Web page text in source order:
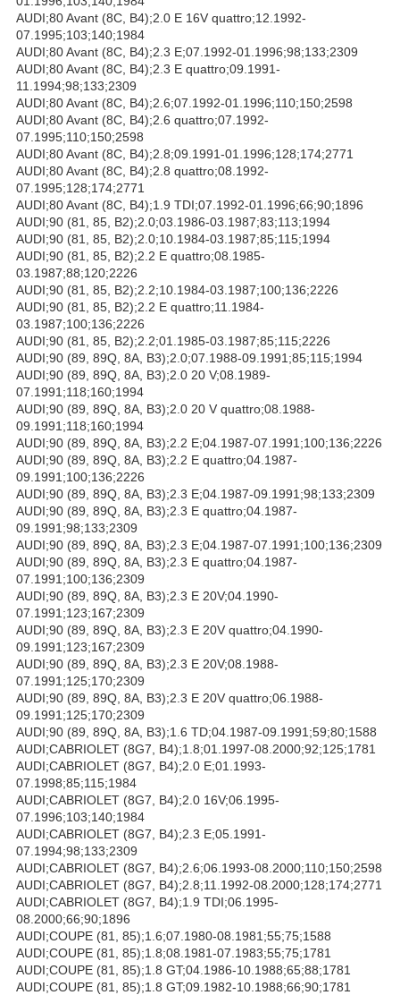
AUDI;80 Avant (8C, B4);2.0 E 16V quattro;12.1992-
07.1995;103;140;1984
AUDI;80 Avant (8C, B4);2.3 E;07.1992-01.1996;98;133;2309
AUDI;80 Avant (8C, B4);2.3 E quattro;09.1991-
11.1994;98;133;2309
AUDI;80 Avant (8C, B4);2.6;07.1992-01.1996;110;150;2598
AUDI;80 Avant (8C, B4);2.6 quattro;07.1992-
07.1995;110;150;2598
AUDI;80 Avant (8C, B4);2.8;09.1991-01.1996;128;174;2771
AUDI;80 Avant (8C, B4);2.8 quattro;08.1992-
07.1995;128;174;2771
AUDI;80 Avant (8C, B4);1.9 TDI;07.1992-01.1996;66;90;1896
AUDI;90 (81, 85, B2);2.0;03.1986-03.1987;83;113;1994
AUDI;90 (81, 85, B2);2.0;10.1984-03.1987;85;115;1994
AUDI;90 (81, 85, B2);2.2 E quattro;08.1985-
03.1987;88;120;2226
AUDI;90 (81, 85, B2);2.2;10.1984-03.1987;100;136;2226
AUDI;90 (81, 85, B2);2.2 E quattro;11.1984-
03.1987;100;136;2226
AUDI;90 (81, 85, B2);2.2;01.1985-03.1987;85;115;2226
AUDI;90 (89, 89Q, 8A, B3);2.0;07.1988-09.1991;85;115;1994
AUDI;90 (89, 89Q, 8A, B3);2.0 20 V;08.1989-
07.1991;118;160;1994
AUDI;90 (89, 89Q, 8A, B3);2.0 20 V quattro;08.1988-
09.1991;118;160;1994
AUDI;90 (89, 89Q, 8A, B3);2.2 E;04.1987-07.1991;100;136;2226
AUDI;90 (89, 89Q, 8A, B3);2.2 E quattro;04.1987-
09.1991;100;136;2226
AUDI;90 (89, 89Q, 8A, B3);2.3 E;04.1987-09.1991;98;133;2309
AUDI;90 (89, 89Q, 8A, B3);2.3 E quattro;04.1987-
09.1991;98;133;2309
AUDI;90 (89, 89Q, 8A, B3);2.3 E;04.1987-07.1991;100;136;2309
AUDI;90 (89, 89Q, 8A, B3);2.3 E quattro;04.1987-
07.1991;100;136;2309
AUDI;90 (89, 89Q, 8A, B3);2.3 E 20V;04.1990-
07.1991;123;167;2309
AUDI;90 (89, 89Q, 8A, B3);2.3 E 20V quattro;04.1990-
09.1991;123;167;2309
AUDI;90 (89, 89Q, 8A, B3);2.3 E 20V;08.1988-
07.1991;125;170;2309
AUDI;90 (89, 89Q, 8A, B3);2.3 E 20V quattro;06.1988-
09.1991;125;170;2309
AUDI;90 (89, 89Q, 8A, B3);1.6 TD;04.1987-09.1991;59;80;1588
AUDI;CABRIOLET (8G7, B4);1.8;01.1997-08.2000;92;125;1781
AUDI;CABRIOLET (8G7, B4);2.0 E;01.1993-
07.1998;85;115;1984
AUDI;CABRIOLET (8G7, B4);2.0 16V;06.1995-
07.1996;103;140;1984
AUDI;CABRIOLET (8G7, B4);2.3 E;05.1991-
07.1994;98;133;2309
AUDI;CABRIOLET (8G7, B4);2.6;06.1993-08.2000;110;150;2598
AUDI;CABRIOLET (8G7, B4);2.8;11.1992-08.2000;128;174;2771
AUDI;CABRIOLET (8G7, B4);1.9 TDI;06.1995-
08.2000;66;90;1896
AUDI;COUPE (81, 85);1.6;07.1980-08.1981;55;75;1588
AUDI;COUPE (81, 85);1.8;08.1981-07.1983;55;75;1781
AUDI;COUPE (81, 85);1.8 GT;04.1986-10.1988;65;88;1781
AUDI;COUPE (81, 85);1.8 GT;09.1982-10.1988;66;90;1781